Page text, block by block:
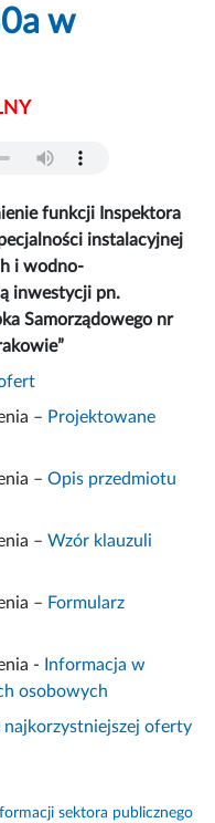
w
funkcji Inspektora
instalacyjnej
i wodno-
inwestycji pn.
Samorządowego nr
– Projektowane
–Opis przedmiotu
–Wzór klauzuli
– Formularz
-
Informacja w
osobowych
oferty
sektora publicznego